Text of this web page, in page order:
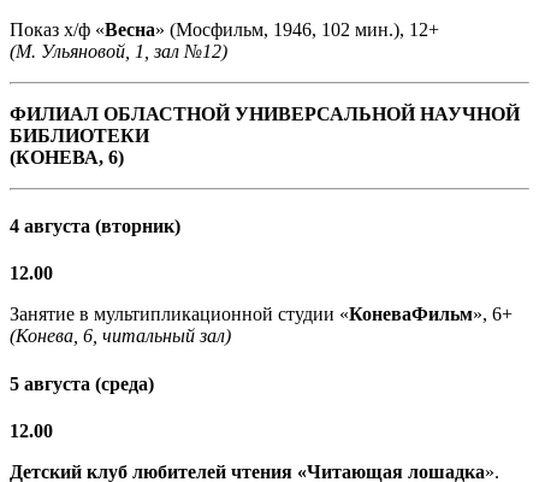
Показ х/ф «Весна» (Мосфильм, 1946, 102 мин.), 12+
(М. Ульяновой, 1, зал №12)
ФИЛИАЛ ОБЛАСТНОЙ УНИВЕРСАЛЬНОЙ НАУЧНОЙ
БИБЛИОТЕКИ
(КОНЕВА, 6)
4 августа (вторник)
12.00
Занятие в мультипликационной студии «КоневаФильм», 6+
(Конева, 6, читальный зал)
5 августа (среда)
12.00
Детский клуб любителей чтения «Читающая лошадка».